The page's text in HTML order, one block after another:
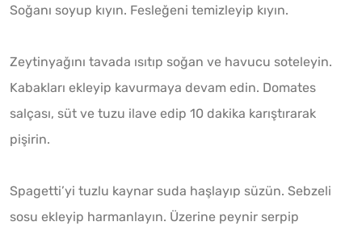
Soğanı soyup kıyın. Fesleğeni temizleyip kıyın.
Zeytinyağını tavada ısıtıp soğan ve havucu soteleyin.
Kabakları ekleyip kavurmaya devam edin. Domates
salçası, süt ve tuzu ilave edip 10 dakika karıştırarak
pişirin.
Spagetti’yi tuzlu kaynar suda haşlayıp süzün. Sebzeli
sosu ekleyip harmanlayın. Üzerine peynir serpip